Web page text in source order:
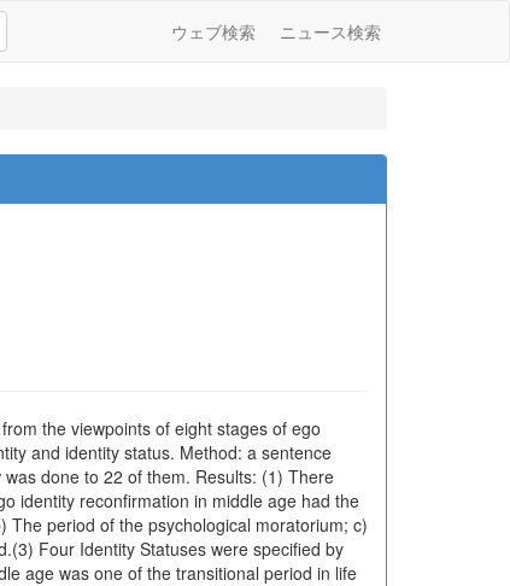
ウェブ検索 ニュース検索
the viewpoints of eight stages of ego
and identity status. Method: a sentence
done to 22 of them. Results: (1) There
identity reconfirmation in middle age had the
period of the psychological moratorium; c)
Four Identity Statuses were specified by
age was one of the transitional period in life